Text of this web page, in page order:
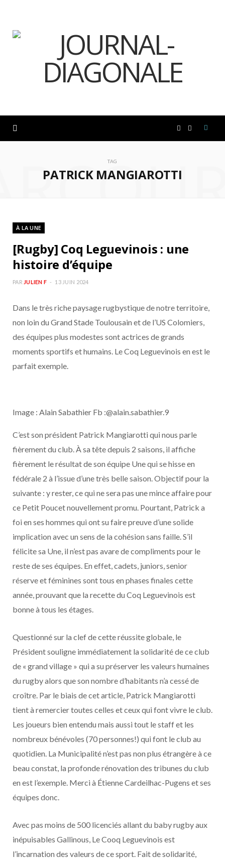
c
o
k a
TAG
PATRICK MANGIAROTTI
À LA UNE
[Rugby] Coq Leguevinois : une
histoire d’équipe
PAR JULIEN F 13 JUIN 2024
Dans le très riche paysage rugbystique de notre territoire,
non loin du Grand Stade Toulousain et de l’US Colomiers,
des équipes plus modestes sont actrices de grands
moments sportifs et humains. Le Coq Leguevinois en est le
parfait exemple.
Image : Alain Sabathier Fb :@alain.sabathier.9
C’est son président Patrick Mangiarotti qui nous parle
fièrement du club. À sa tête depuis 2 saisons, il affiche
fièrement le résultat de son équipe Une qui se hisse en
fédérale 2 à l’issue d’une très belle saison. Objectif pour la
suivante : y rester, ce qui ne sera pas une mince affaire pour
ce Petit Poucet nouvellement promu. Pourtant, Patrick a
foi en ses hommes qui ont su faire preuve d’une solide
implication avec un sens de la cohésion sans faille. S’il
félicite sa Une, il n’est pas avare de compliments pour le
reste de ses équipes. En effet, cadets, juniors, senior
réserve et féminines sont tous en phases finales cette
année, prouvant que la recette du Coq Leguevinois est
bonne à tous les étages.
Questionné sur la clef de cette réussite globale, le
Président souligne immédiatement la solidarité de ce club
de « grand village » qui a su préserver les valeurs humaines
du rugby alors que son nombre d’habitants n’a cessé de
croître. Par le biais de cet article, Patrick Mangiarotti
tient à remercier toutes celles et ceux qui font vivre le club.
Les joueurs bien entendu mais aussi tout le staff et les
nombreux bénévoles (70 personnes!) qui font le club au
quotidien. La Municipalité n’est pas non plus étrangère à ce
beau constat, la profonde rénovation des tribunes du club
en est l’exemple. Merci à Étienne Cardeilhac-Pugens et ses
équipes donc.
Avec pas moins de 500 licenciés allant du baby rugby aux
inépuisables Gallinous, Le Cooq Leguevinois est
l’incarnation des valeurs de ce sport. Fait de solidarité,